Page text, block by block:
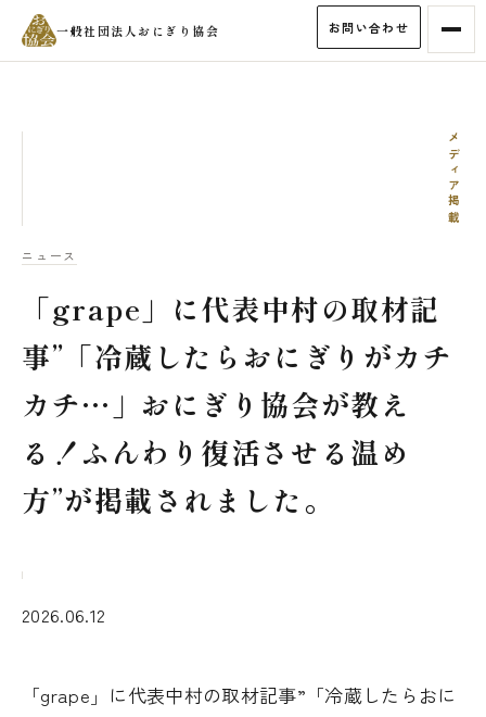
一般社団法人おにぎり協会 お問い合わせ
メディア掲載
ニュース
「grape」に代表中村の取材記
事”「冷蔵したらおにぎりがカチ
カチ…」おにぎり協会が教え
る！ふんわり復活させる温め
方”が掲載されました。
2026.06.12
「grape」に代表中村の取材記事”「冷蔵したらおに